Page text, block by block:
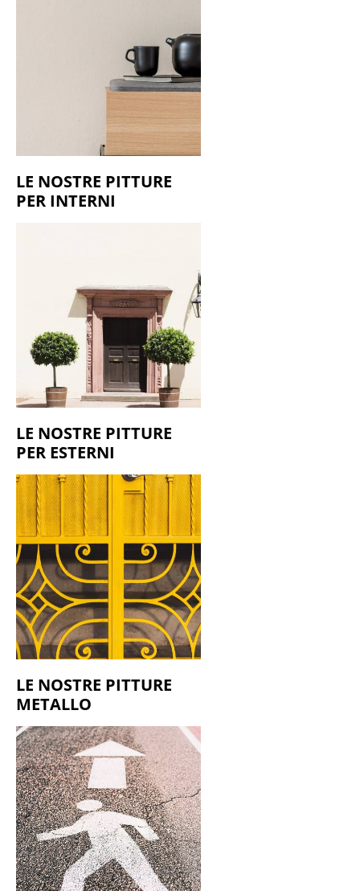
LE NOSTRE PITTURE
PER INTERNI
LE NOSTRE PITTURE
PER ESTERNI
LE NOSTRE PITTURE
METALLO